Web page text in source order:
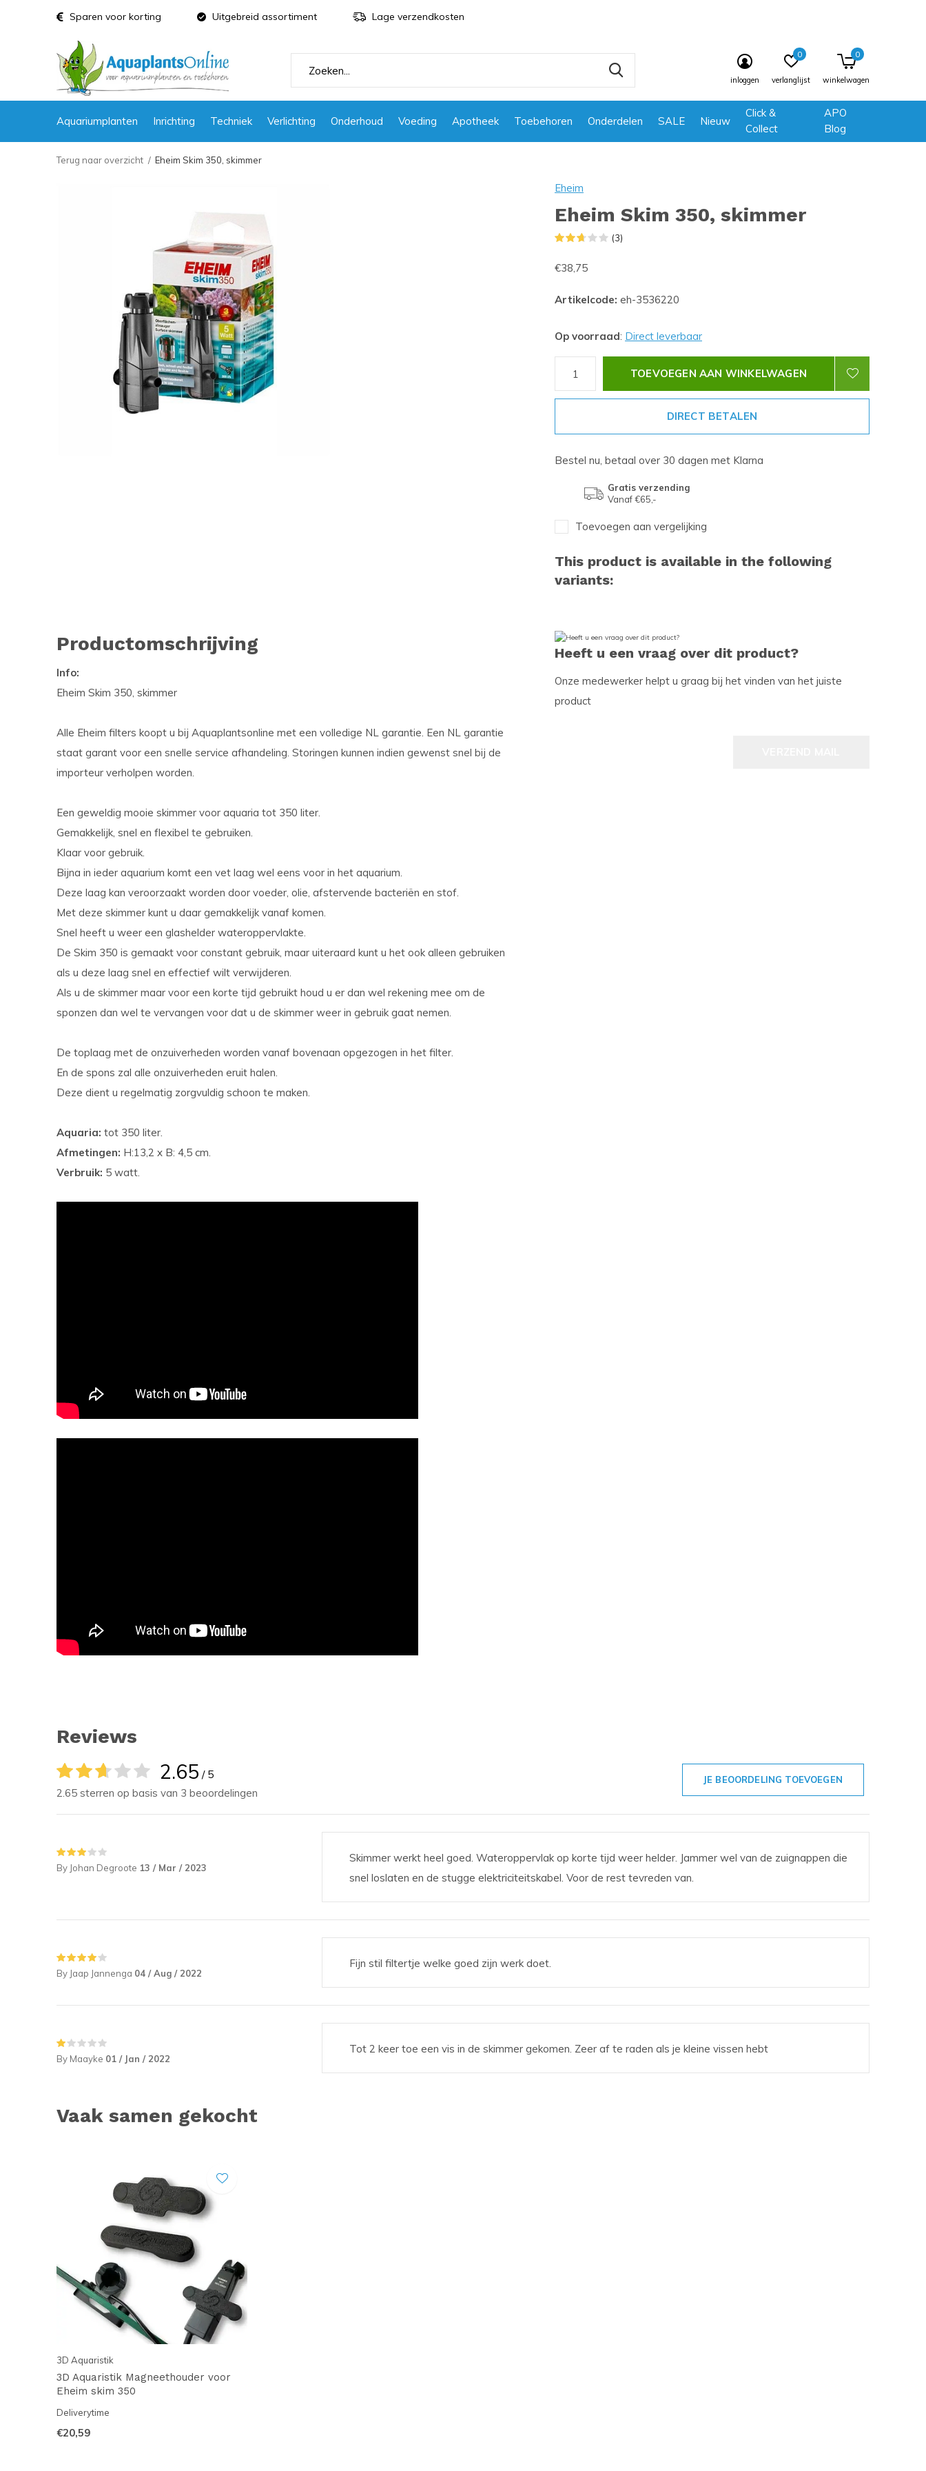
Aquariumplanten Inrichting Techniek Verlichting Onderhoud Voeding Apotheek Toebehoren Onderdelen SALE Nieuw
Click &
Collect
APO
Blog
inloggen verlanglijst
0
winkelwagen
0
Sparen voor korting Uitgebreid assortiment Lage verzendkosten
Terug naar overzicht Eheim Skim 350, skimmer
Eheim
Eheim Skim 350, skimmer
(3)
€38,75
Artikelcode: eh-3536220
Op voorraad: Direct leverbaar
TOEVOEGEN AAN WINKELWAGEN
DIRECT BETALEN
Bestel nu, betaal over 30 dagen met Klarna
Gratis verzending
Vanaf €65,-
Toevoegen aan vergelijking
This product is available in the following
variants:
Productomschrijving
Info:
Eheim Skim 350, skimmer
Alle Eheim filters koopt u bij Aquaplantsonline met een volledige NL garantie. Een NL garantie
staat garant voor een snelle service afhandeling. Storingen kunnen indien gewenst snel bij de
importeur verholpen worden.
Een geweldig mooie skimmer voor aquaria tot 350 liter.
Gemakkelijk, snel en flexibel te gebruiken.
Klaar voor gebruik.
Bijna in ieder aquarium komt een vet laag wel eens voor in het aquarium.
Deze laag kan veroorzaakt worden door voeder, olie, afstervende bacteriën en stof.
Met deze skimmer kunt u daar gemakkelijk vanaf komen.
Snel heeft u weer een glashelder wateroppervlakte.
De Skim 350 is gemaakt voor constant gebruik, maar uiteraard kunt u het ook alleen gebruiken
als u deze laag snel en effectief wilt verwijderen.
Als u de skimmer maar voor een korte tijd gebruikt houd u er dan wel rekening mee om de
sponzen dan wel te vervangen voor dat u de skimmer weer in gebruik gaat nemen.
De toplaag met de onzuiverheden worden vanaf bovenaan opgezogen in het filter.
En de spons zal alle onzuiverheden eruit halen.
Deze dient u regelmatig zorgvuldig schoon te maken.
Aquaria: tot 350 liter.
Afmetingen: H:13,2 x B: 4,5 cm.
Verbruik: 5 watt.
Heeft u een vraag over dit product?
Onze medewerker helpt u graag bij het vinden van het juiste
product
Reviews
2.65 / 5
2.65 sterren op basis van 3 beoordelingen
JE BEOORDELING TOEVOEGEN
By Johan Degroote 13 / Mar / 2023
Skimmer werkt heel goed. Wateroppervlak op korte tijd weer helder. Jammer wel van de zuignappen die
snel loslaten en de stugge elektriciteitskabel. Voor de rest tevreden van.
By Jaap Jannenga 04 / Aug / 2022
Fijn stil filtertje welke goed zijn werk doet.
By Maayke 01 / Jan / 2022
Tot 2 keer toe een vis in de skimmer gekomen. Zeer af te raden als je kleine vissen hebt
Vaak samen gekocht
3D Aquaristik
3D Aquaristik Magneethouder voor
Eheim skim 350
Deliverytime
€20,59